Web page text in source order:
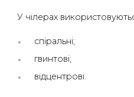
У чілерах
спіральні;
гвинтові;
відцентрові.